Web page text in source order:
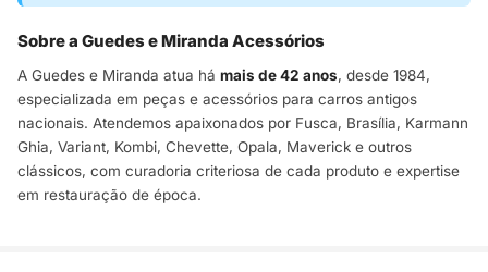
Sobre a Guedes e Miranda Acessórios
A Guedes e Miranda atua há mais de 42 anos, desde 1984,
especializada em peças e acessórios para carros antigos
nacionais. Atendemos apaixonados por Fusca, Brasília, Karmann
Ghia, Variant, Kombi, Chevette, Opala, Maverick e outros
clássicos, com curadoria criteriosa de cada produto e expertise
em restauração de época.